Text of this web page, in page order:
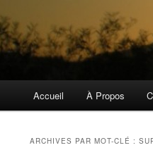
Accueil À Propos
ARCHIVES PAR MOT-CLÉ :